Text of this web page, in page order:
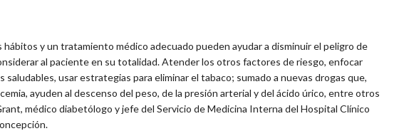
hábitos y un tratamiento médico adecuado pueden ayudar a disminuir el peligro de
al paciente en su totalidad. Atender los otros factores de riesgo, enfocar
saludables, usar estrategias para eliminar el tabaco; sumado a nuevas drogas que,
ayuden al descenso del peso, de la presión arterial y del ácido úrico, entre otros
médico diabetólogo y jefe del Servicio de Medicina Interna del Hospital Clínico